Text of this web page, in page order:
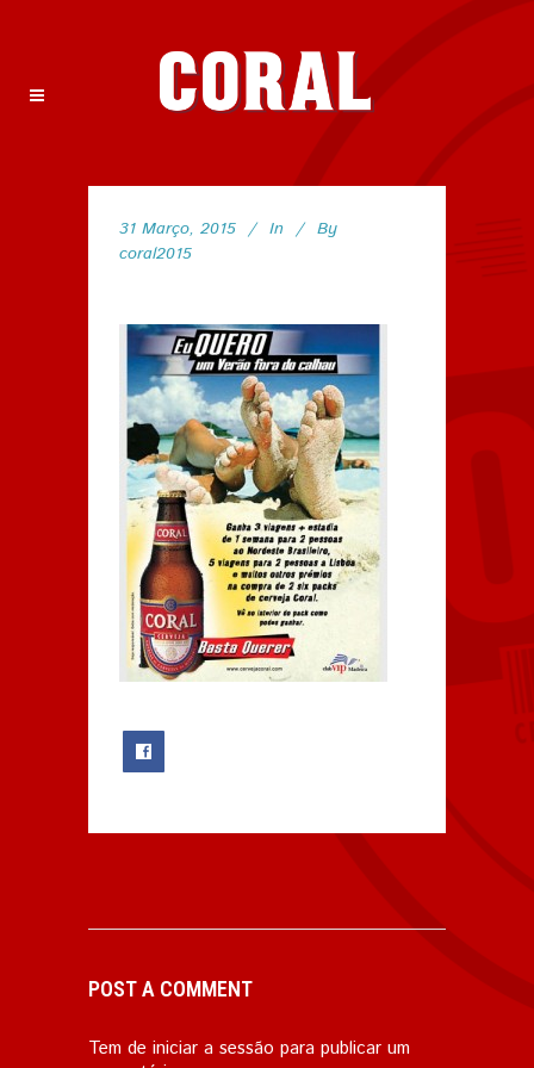
31 Março, 2015 In
By
coral2015
POST A COMMENT
Tem de iniciar a sessão para publicar um